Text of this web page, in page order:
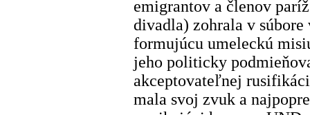
emigrantov a členov
divadla) zohrala v
formujúcu umeleckú
jeho politicky
akceptovateľnej
mala svoj zvuk a